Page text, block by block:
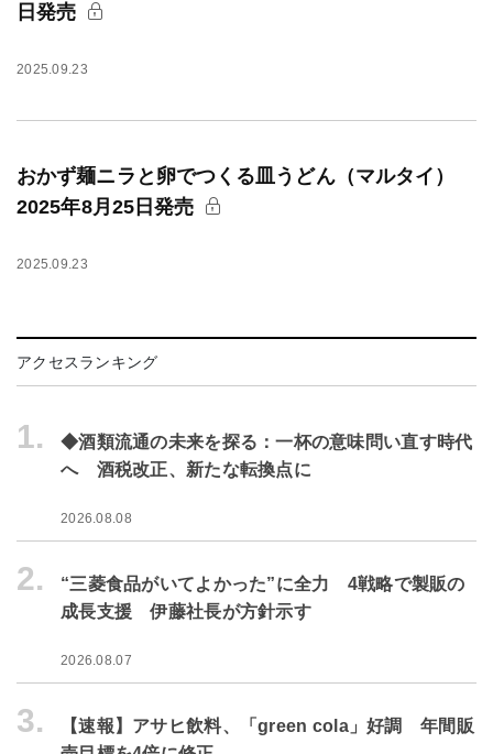
日発売
2025.09.23
おかず麺ニラと卵でつくる皿うどん（マルタイ）
2025年8月25日発売
2025.09.23
アクセスランキング
1.
◆酒類流通の未来を探る：一杯の意味問い直す時代
へ 酒税改正、新たな転換点に
2026.08.08
2.
“三菱食品がいてよかった”に全力 4戦略で製販の
成長支援 伊藤社長が方針示す
2026.08.07
3.
【速報】アサヒ飲料、「green cola」好調 年間販